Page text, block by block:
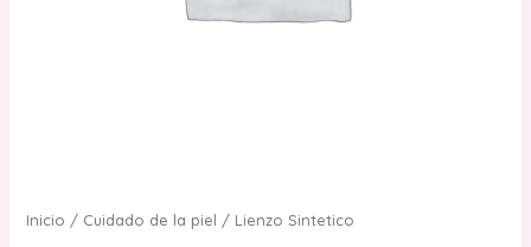
Inicio / Cuidado de la piel / Lienzo Sintetico